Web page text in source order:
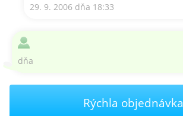
29. 9. 2006 dňa 18:33
dňa
Rýchla objednávka